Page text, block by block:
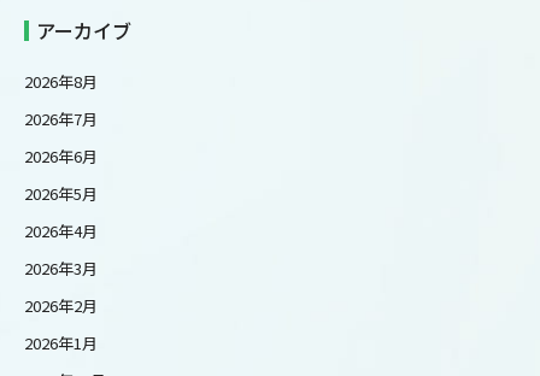
アーカイブ
2026年8月
2026年7月
2026年6月
2026年5月
2026年4月
2026年3月
2026年2月
2026年1月